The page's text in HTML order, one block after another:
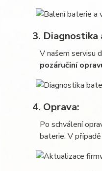
3. Diagnostika
V našem servisu
pozáručiní
4. Oprava:
Po schválení
baterie. V